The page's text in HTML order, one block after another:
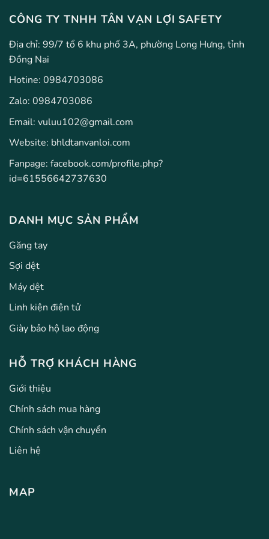
CÔNG TY TNHH TÂN VẠN LỢI SAFETY
Địa chỉ: 99/7 tổ 6 khu phố 3A, phường Long Hưng, tỉnh
Đồng Nai
Hotine: 0984703086
Zalo: 0984703086
Email: vuluu102@gmail.com
Website: bhldtanvanloi.com
Fanpage: facebook.com/profile.php?
id=61556642737630
DANH MỤC SẢN PHẨM
Găng tay
Sợi dệt
Máy dệt
Linh kiện điện tử
Giày bảo hộ lao động
HỖ TRỢ KHÁCH HÀNG
Giới thiệu
Chính sách mua hàng
Chính sách vận chuyển
Liên hệ
MAP